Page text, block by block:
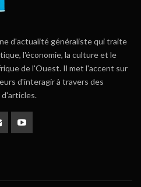
d'actualité généraliste qui traite
l'économie, la culture et le
de l'Ouest. Il met l'accent sur
d'interagir à travers des